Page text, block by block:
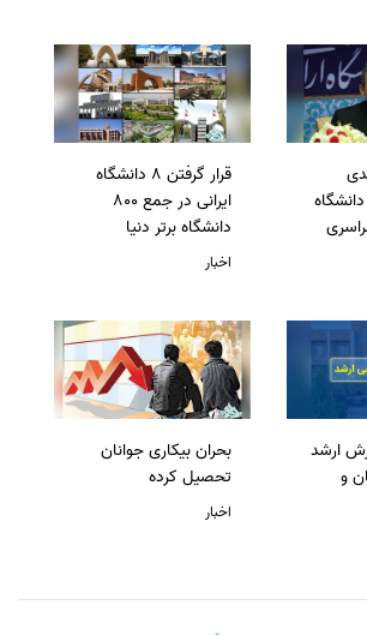
قرار گرفتن 8 دانشگاه
ایرانی در جمع 800
دانشگاه برتر دنیا
اخبار
ارشد
و
بحران بیکاری جوانان
تحصیل کرده
اخبار